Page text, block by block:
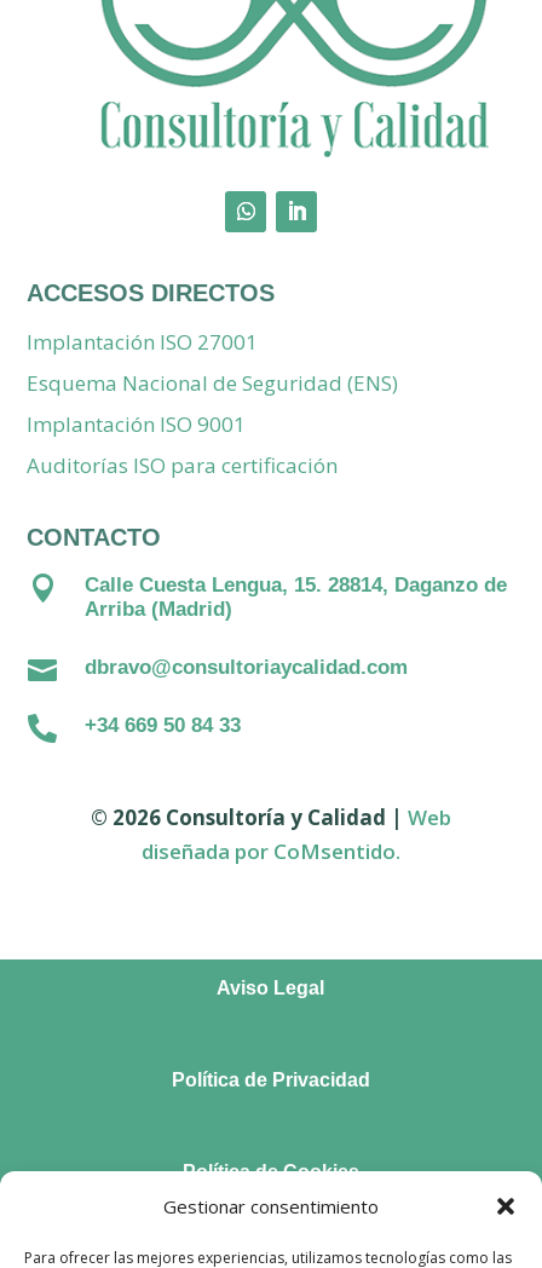
Gestionar consentimiento
Para ofrecer las mejores experiencias, utilizamos tecnologías como las
ACCESOS DIRECTOS
Implantación ISO 27001
Esquema Nacional de Seguridad (ENS)
Implantación ISO 9001
Auditorías ISO para certificación
CONTACTO

Calle Cuesta Lengua, 15. 28814, Daganzo de
Arriba (Madrid)
 dbravo@consultoriaycalidad.com
 +34 669 50 84 33
© 2026 Consultoría y Calidad | Web
diseñada por CoMsentido.
Aviso Legal
Política de Privacidad
Política de Cookies
Accesibilidad